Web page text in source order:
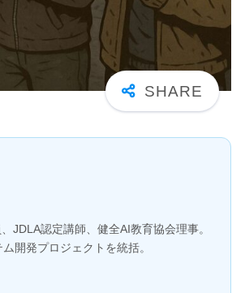
JDLA認定講師、健全AI教育協会理事。
開発プロジェクトを統括。